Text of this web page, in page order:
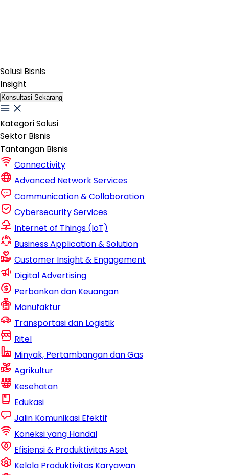
Solusi Bisnis
Insight
Konsultasi Sekarang
Kategori Solusi
Sektor Bisnis
Tantangan Bisnis
Connectivity
Advanced Network Services
Communication & Collaboration
Cybersecurity Services
Internet of Things (IoT)
Business Application & Solution
Customer Insight & Engagement
Digital Advertising
Perbankan dan Keuangan
Manufaktur
Transportasi dan Logistik
Ritel
Minyak, Pertambangan dan Gas
Agrikultur
Kesehatan
Edukasi
Jalin Komunikasi Efektif
Koneksi yang Handal
Efisiensi & Produktivitas Aset
Kelola Produktivitas Karyawan